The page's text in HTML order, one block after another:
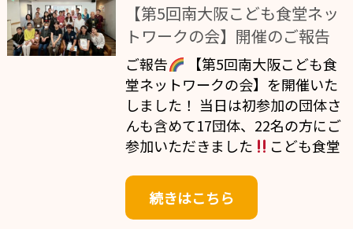
【第5回南大阪こども食堂ネッ
トワークの会】開催のご報告
ご報告
【第5回南大阪こども食
堂ネットワークの会】を開催いた
しました！ 当日は初参加の団体さ
んも含めて17団体、22名の方にご
参加いただきました
こども食堂
続きはこちら